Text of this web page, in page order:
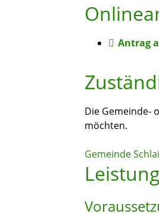
Antrag
Die Gemeinde-
möchten.
Gemeinde